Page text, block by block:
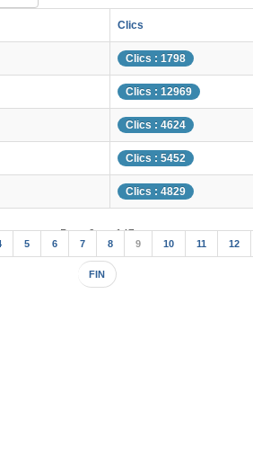
Clics
Clics : 1798
Clics : 12969
Clics : 4624
Clics : 5452
Clics : 4829
Page 9 sur 147
5 6 7 8 9 10 11 12
FIN